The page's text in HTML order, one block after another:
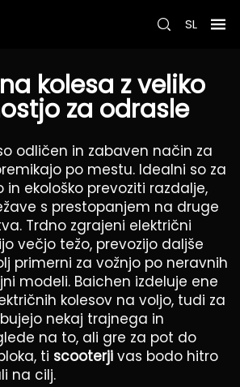
SL
kolesa z veliko
za odrasle
odličen in zabaven način za
po mestu. Idealni so za
in ekološko prevoziti razdalje,
s prestopanjem na druge
Trdno zgrajeni električni
večjo težo, prevozijo daljše
primerni za vožnjo po neravnih
modeli. Baichen izdeluje ene
kolesov na voljo, tudi za
nekaj trajnega in
na to, ali gre za pot do
ti scooterji vas bodo hitro
na cilj.